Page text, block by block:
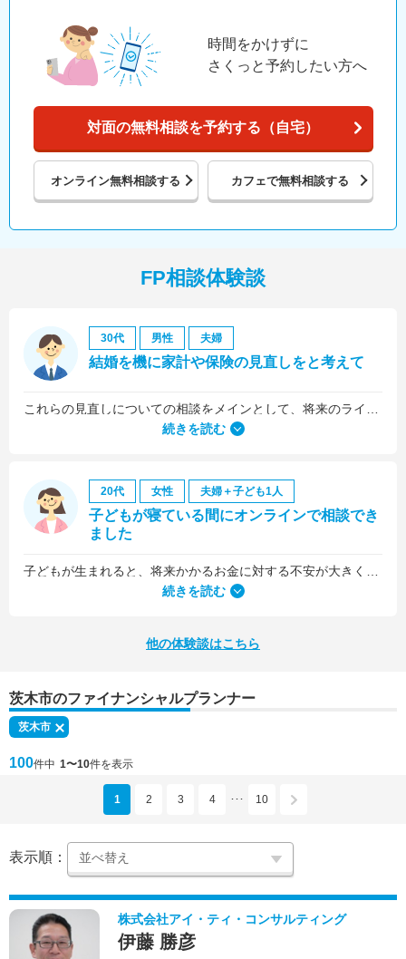
時間をかけずに
さくっと予約したい方へ
対面の無料相談を予約する（自宅）
オンライン無料相談する カフェで無料相談する
FP相談体験談
30代 男性 夫婦
結婚を機に家計や保険の見直しをと考えて
続きを読む
20代 女性 夫婦＋子ども1人
子どもが寝ている間にオンラインで相談でき
ました
何より、とても親身になって対応してくださって大満足。うちと同じように子どもの将来のお金のことで悩んでいる友人にも教えました。
続きを読む
他の体験談はこちら
茨木市のファイナンシャルプランナー
茨木市
100件中 1〜10件を表示
1 2 3 4 ･･･ 10
表示順：
株式会社アイ・ティ・コンサルティング
伊藤 勝彦